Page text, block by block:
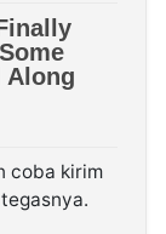
coba kirim